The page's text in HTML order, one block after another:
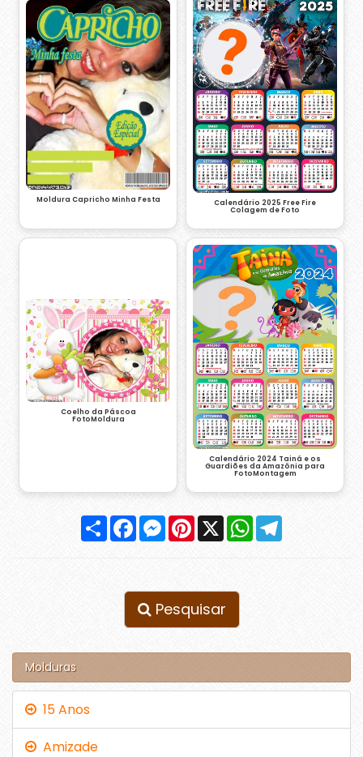
Moldura Capricho Minha Festa Calendário 2025 Free Fire
Colagem de Foto
Coelho da Páscoa
FotoMoldura
Calendário 2024 Tainá e os
Guardiões da Amazônia para
FotoMontagem
Compartilhar
FacebookMessenger
Pinterest
X WhatsApp
Pesquisar
Molduras
15 Anos
Amizade